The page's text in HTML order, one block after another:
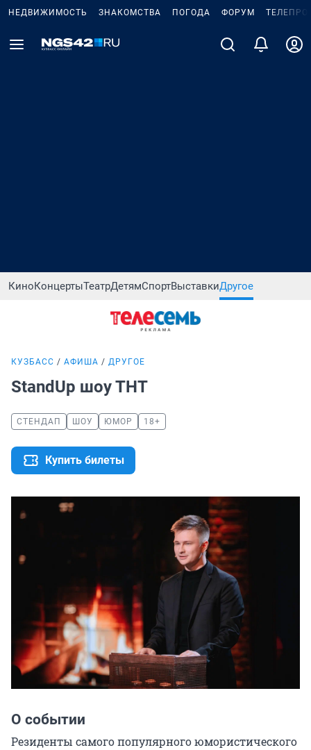
НЕДВИЖИМОСТЬ ЗНАКОМСТВА ПОГОДА ФОРУМ
КиноКонцертыТеатрДетямСпортВыставкиДругое
КУЗБАСС АФИША ДРУГОЕ
StandUp шоу ТНТ
СТЕНДАП ШОУ ЮМОР 18+
Купить билеты
О событии
Резиденты самого популярного юмористического